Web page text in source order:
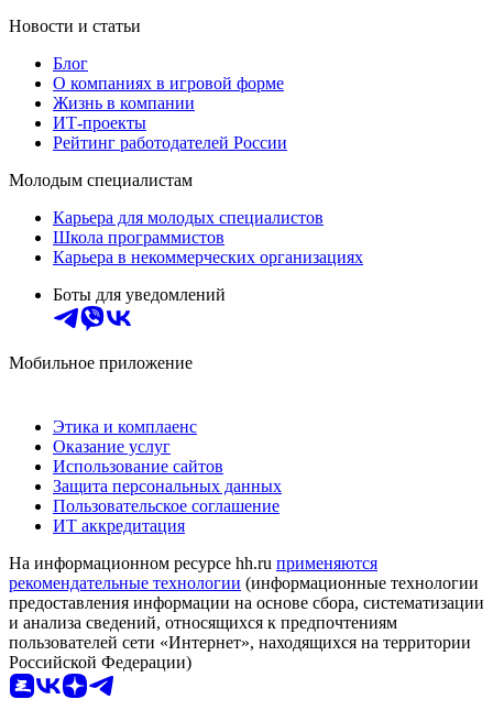
Новости и статьи
Блог
О компаниях в игровой форме
Жизнь в компании
ИТ-проекты
Рейтинг работодателей России
Молодым специалистам
Карьера для молодых специалистов
Школа программистов
Карьера в некоммерческих организациях
Боты для уведомлений
Мобильное приложение
Этика и комплаенс
Оказание услуг
Использование сайтов
Защита персональных данных
Пользовательское соглашение
ИТ аккредитация
На информационном ресурсе hh.ru применяются
рекомендательные технологии (информационные технологии
предоставления информации на основе сбора, систематизации
и анализа сведений, относящихся к предпочтениям
пользователей сети «Интернет», находящихся на территории
Российской Федерации)